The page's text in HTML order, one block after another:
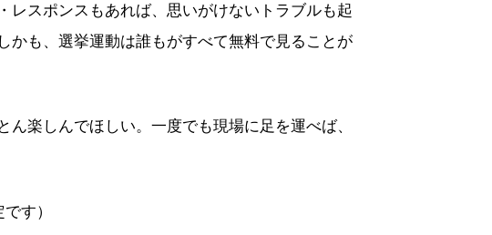
レスポンスもあれば、思いがけないトラブルも起
かも、選挙運動は誰もがすべて無料で見ることが
楽しんでほしい。一度でも現場に足を運べば、
す）